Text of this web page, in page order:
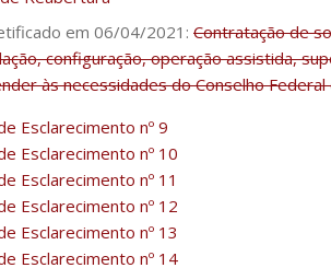
em 06/04/2021: Contratação de
configuração, operação assistida,
às necessidades do Conselho Federal
Esclarecimento nº 9
Esclarecimento nº 10
Esclarecimento nº 11
Esclarecimento nº 12
Esclarecimento nº 13
Esclarecimento nº 14